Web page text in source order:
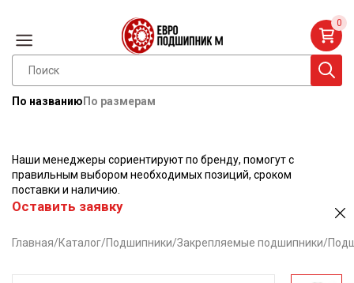
По названию По размерам
0
Наши менеджеры сориентируют по бренду, помогут с
правильным выбором необходимых позиций, сроком
поставки и наличию.
Оставить заявку
Главная/Каталог/Подшипники/Закрепляемые подшипники/